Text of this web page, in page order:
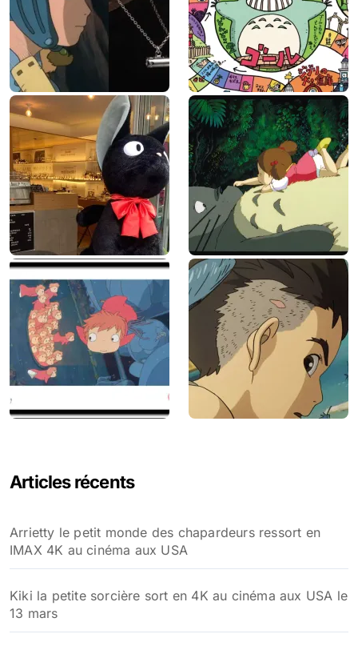
Articles récents
Arrietty le petit monde des chapardeurs ressort en
IMAX 4K au cinéma aux USA
Kiki la petite sorcière sort en 4K au cinéma aux USA le
13 mars